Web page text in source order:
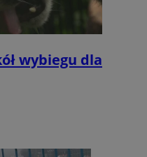
wybiegu dla